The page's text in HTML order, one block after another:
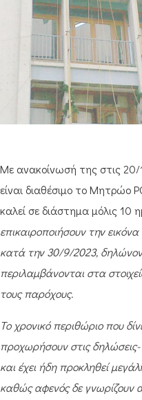
Mε ανακοίνωσή της στις
είναι διαθέσιμο το Μητρώο
καλεί σε διάστημα μόλις 10
επικαιροποιήσουν την
κατά την 30/9/2023,
περιλαμβάνονται στα
τους παρόχους.
Το χρονικό περιθώριο που
προχωρήσουν στις δηλώσεις-
και έχει ήδη προκληθεί
καθώς αφενός δε γνωρίζουν